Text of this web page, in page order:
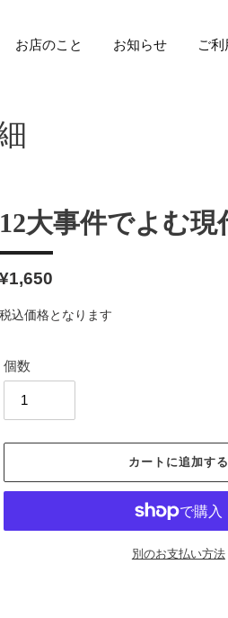
お店のこと お知らせ ご利
12大事件でよむ現
通
¥1,650
税込価格となります
個数
カートに追加する
別のお支払い方法